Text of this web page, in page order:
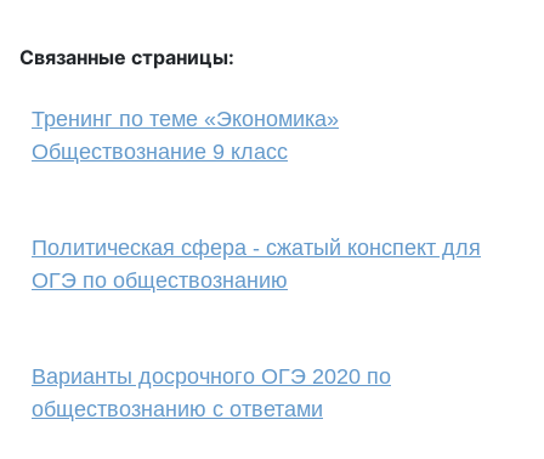
Связанные страницы:
Тренинг по теме «Экономика»
Обществознание 9 класс
Политическая сфера - сжатый конспект для
ОГЭ по обществознанию
Варианты досрочного ОГЭ 2020 по
обществознанию с ответами